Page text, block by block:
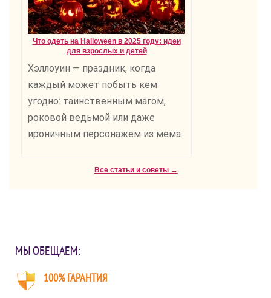
Что одеть на Halloween в 2025 году: идеи
для взрослых и детей
Хэллоуин — праздник, когда
каждый может побыть кем
угодно: таинственным магом,
роковой ведьмой или даже
ироничным персонажем из мема.
Все статьи и советы →
МЫ ОБЕЩАЕМ:
100% ГАРАНТИЯ